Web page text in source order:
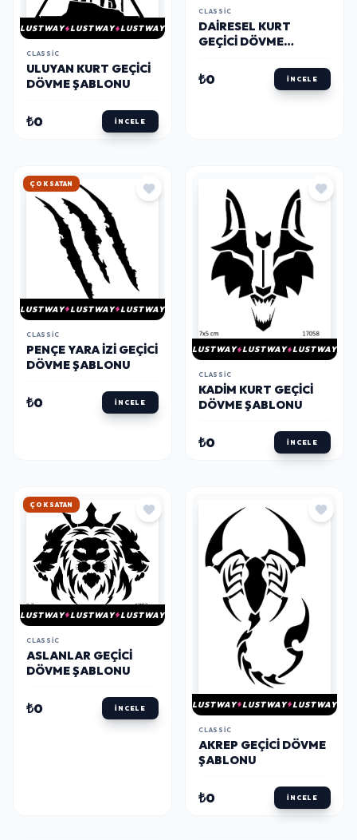
LUSTWAY LUSTWAY LUSTWAY
CLASSIC
ULUYAN KURT GEÇICI
DÖVME ŞABLONU
₺0 İNCELE
CLASSIC
DAIRESEL KURT
GEÇICI DÖVME
₺0 İNCELE
HIZLI KARGO
LUSTWAY LUSTWAY LUSTWAY
CLASSIC
PENÇE YARA İZI GEÇICI
DÖVME ŞABLONU
₺0 İNCELE
LUSTWAY LUSTWAY LUSTWAY
CLASSIC
KADIM KURT GEÇICI
DÖVME ŞABLONU
₺0 İNCELE
HIZLI KARGO
LUSTWAY LUSTWAY LUSTWAY
CLASSIC
ASLANLAR GEÇICI
DÖVME ŞABLONU
₺0 İNCELE LUSTWAY LUSTWAY LUSTWAY
CLASSIC
AKREP GEÇICI DÖVME
ŞABLONU
₺0 İNCELE